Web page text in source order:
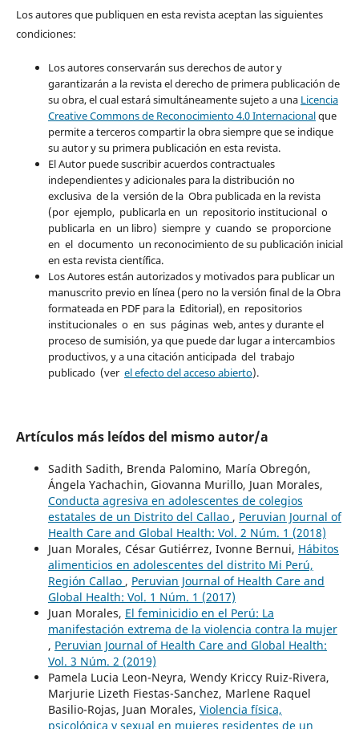
Los autores que publiquen en esta revista aceptan las siguientes
condiciones:
Los autores conservarán sus derechos de autor y
garantizarán a la revista el derecho de primera publicación de
su obra, el cual estará simultáneamente sujeto a una Licencia
Creative Commons de Reconocimiento 4.0 Internacionalque
permite a terceros compartir la obra siempre que se indique
su autor y su primera publicación en esta revista.
El Autor puede suscribir acuerdos contractuales
independientes y adicionales para la distribución no
exclusiva de la versión de la Obra publicada en la revista
(por ejemplo, publicarla en un repositorio institucional o
publicarla en un libro) siempre y cuando se proporcione
en el documento un reconocimiento de su publicación inicial
en esta revista científica.
Los Autores están autorizados y motivados para publicar un
manuscrito previo en línea (pero no la versión final de la Obra
formateada en PDF para la Editorial), en repositorios
institucionales o en sus páginas web, antes y durante el
proceso de sumisión, ya que puede dar lugar a intercambios
productivos, y a una citación anticipada del trabajo
publicado (ver el efecto del acceso abierto).
Artículos más leídos del mismo autor/a
Sadith Sadith, Brenda Palomino, María Obregón,
Ángela Yachachin, Giovanna Murillo, Juan Morales,
Conducta agresiva en adolescentes de colegios
estatales de un Distrito del Callao , Peruvian Journal of
Health Care and Global Health: Vol. 2 Núm. 1 (2018)
Juan Morales, César Gutiérrez, Ivonne Bernui, Hábitos
alimenticios en adolescentes del distrito Mi Perú,
Región Callao , Peruvian Journal of Health Care and
Global Health: Vol. 1 Núm. 1 (2017)
Juan Morales, El feminicidio en el Perú: La
manifestación extrema de la violencia contra la mujer
, Peruvian Journal of Health Care and Global Health:
Vol. 3 Núm. 2 (2019)
Pamela Lucia Leon-Neyra, Wendy Kriccy Ruiz-Rivera,
Marjurie Lizeth Fiestas-Sanchez, Marlene Raquel
Basilio-Rojas, Juan Morales, Violencia física,
psicológica y sexual en mujeres residentes de un